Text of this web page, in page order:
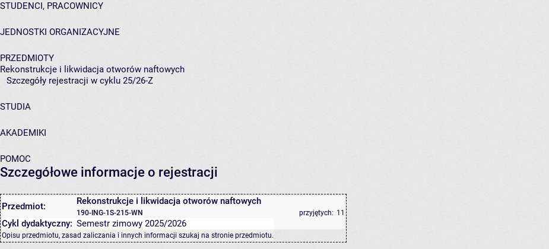
STUDENCI, PRACOWNICY
JEDNOSTKI ORGANIZACYJNE
PRZEDMIOTY
Rekonstrukcje i likwidacja otworów naftowych
Szczegóły rejestracji w cyklu 25/26-Z
STUDIA
AKADEMIKI
POMOC
Szczegółowe informacje o rejestracji
Przedmiot: Rekonstrukcje i likwidacja otworów naftowych
190-ING-1S-215-WN przyjętych: 11
Cykl dydaktyczny: Semestr zimowy 2025/2026
Opisu przedmiotu, zasad zaliczania i innych informacji szukaj na stronie przedmiotu.